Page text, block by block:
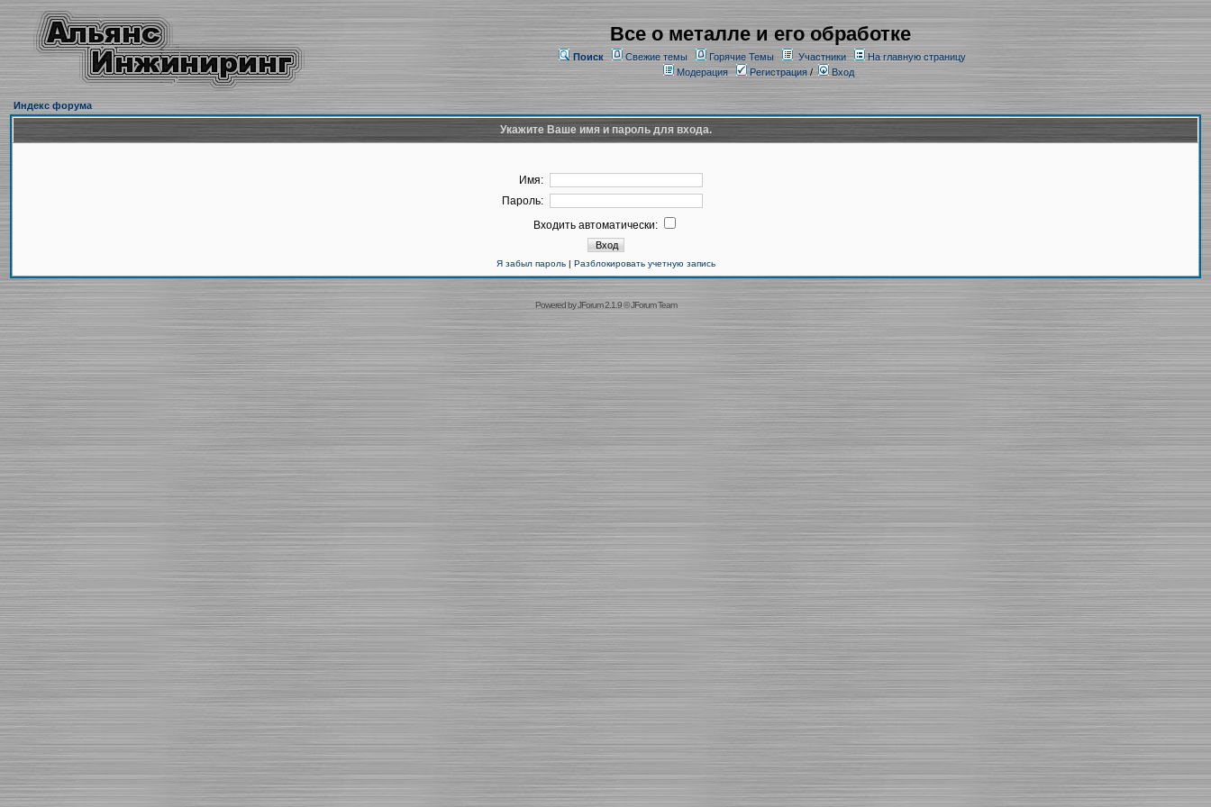
Все о металле и его обработке
Поиск Свежие темы Горячие Темы Участники
На главную страницу
Модерация
Регистрация/ Вход
Индекс форума
Укажите Ваше имя и пароль для входа.
Имя:
Пароль:
Входить автоматически:
Я забыл пароль| Разблокировать учетную запись
Powered byJForum 2.1.9©JForum Team